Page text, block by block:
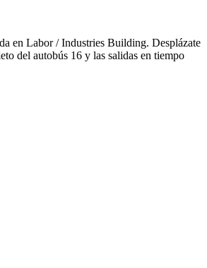
en Labor / Industries Building. Desplázate
del autobús 16 y las salidas en tiempo